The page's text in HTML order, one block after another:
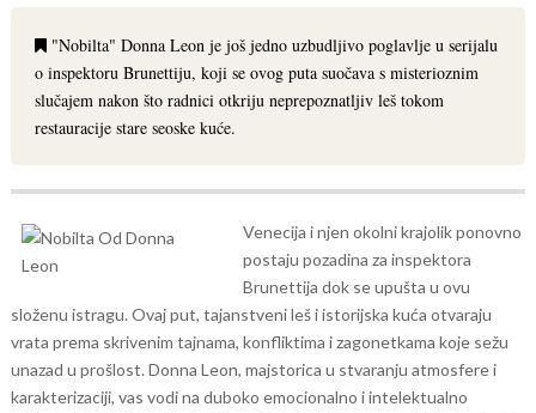
"Nobilta" Donna Leon je još jedno uzbudljivo poglavlje u serijalu
o inspektoru Brunettiju, koji se ovog puta suočava s misterioznim
slučajem nakon što radnici otkriju neprepoznatljiv leš tokom
restauracije stare seoske kuće.
Venecija i njen okolni krajolik ponovno
postaju pozadina za inspektora
Brunettija dok se upušta u ovu
složenu istragu. Ovaj put, tajanstveni leš i istorijska kuća otvaraju
vrata prema skrivenim tajnama, konfliktima i zagonetkama koje sežu
unazad u prošlost. Donna Leon, majstorica u stvaranju atmosfere i
karakterizaciji, vas vodi na duboko emocionalno i intelektualno